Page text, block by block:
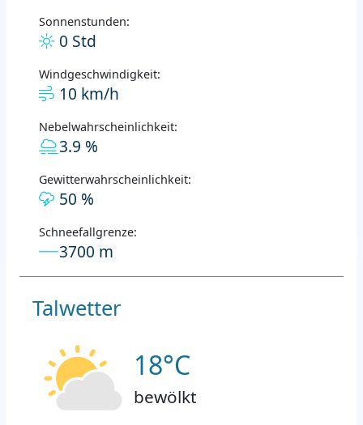
Sonnenstunden:
0 Std
Windgeschwindigkeit:
10 km/h
Nebelwahrscheinlichkeit:
3.9 %
Gewitterwahrscheinlichkeit:
50 %
Schneefallgrenze:
3700 m
Talwetter
18°C
bewölkt